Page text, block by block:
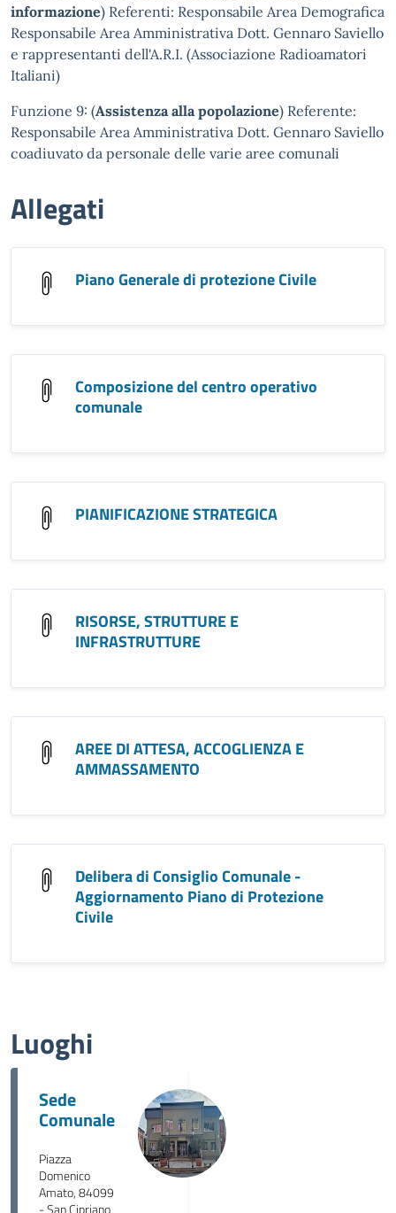
informazione) Referenti: Responsabile Area Demografica
Responsabile Area Amministrativa Dott. Gennaro Saviello
e rappresentanti dell'A.R.I. (Associazione Radioamatori
Italiani)
Funzione 9: (Assistenza alla popolazione) Referente:
Responsabile Area Amministrativa Dott. Gennaro Saviello
coadiuvato da personale delle varie aree comunali
Allegati
Piano Generale di protezione Civile
Composizione del centro operativo
comunale
PIANIFICAZIONE STRATEGICA
RISORSE, STRUTTURE E
INFRASTRUTTURE
AREE DI ATTESA, ACCOGLIENZA E
AMMASSAMENTO
Delibera di Consiglio Comunale -
Aggiornamento Piano di Protezione
Civile
Luoghi
Sede
Comunale
Piazza
Domenico
Amato, 84099